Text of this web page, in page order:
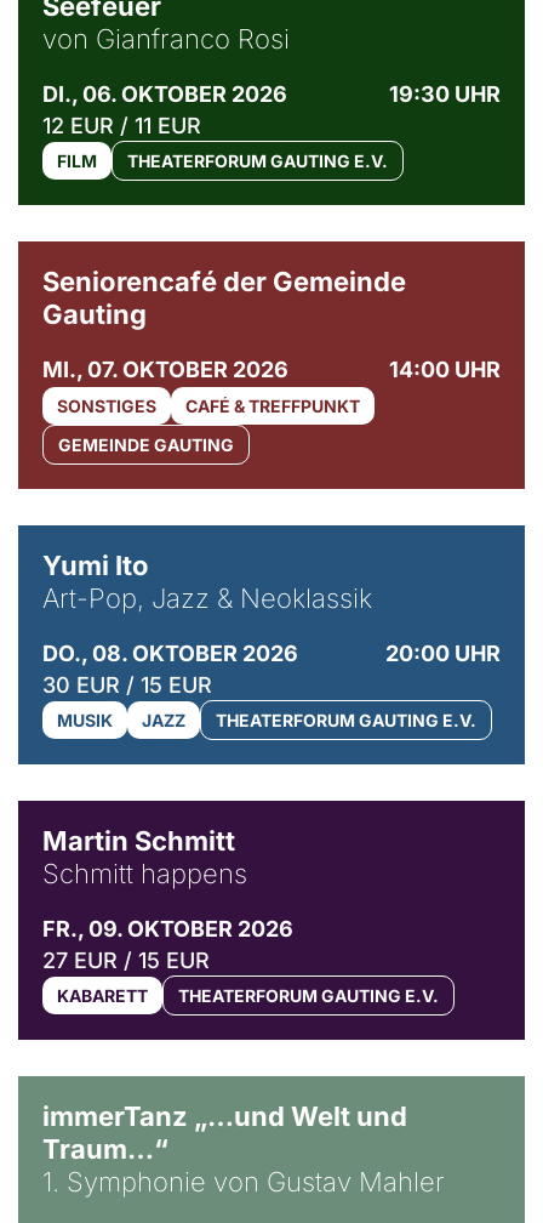
von Gianfranco Rosi
DI., 06. OKTOBER 2026
19:30 UHR
12 EUR / 11 EUR
FILM THEATERFORUM GAUTING E.V.
Seniorencafé der Gemeinde
Gauting
MI., 07. OKTOBER 2026 14:00 UHR
SONSTIGES
CAFÉ & TREFFPUNKT
GEMEINDE GAUTING
Yumi Ito
Art-Pop, Jazz & Neoklassik
DO., 08. OKTOBER 2026
20:00 UHR
30 EUR / 15 EUR
MUSIK JAZZ THEATERFORUM GAUTING E.V.
Martin Schmitt
Schmitt happens
FR., 09. OKTOBER 2026
27 EUR / 15 EUR
KABARETT THEATERFORUM GAUTING E.V.
immerTanz „…und Welt und
Traum…“
1. Symphonie von Gustav Mahler